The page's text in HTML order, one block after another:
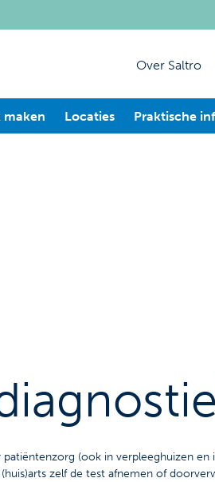
Over Saltro
maken Locaties Praktische
(ook in verpleeghuizen
zelf de test afnemen of